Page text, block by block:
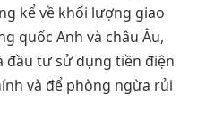
kể về khối lượng giao
quốc Anh và châu Âu,
đầu tư sử dụng tiền điện
và để phòng ngừa rủi